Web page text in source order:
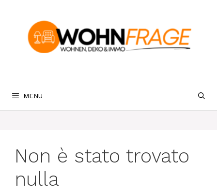
contenuto
MENU
Non è stato trovato
nulla